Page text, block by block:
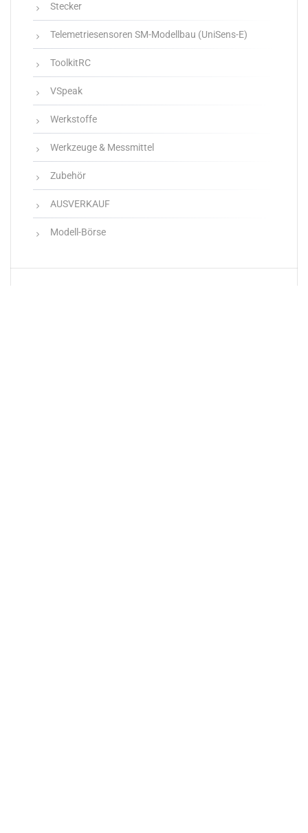
Stecker
Telemetriesensoren SM-Modellbau (UniSens-E)
ToolkitRC
VSpeak
Werkstoffe
Werkzeuge & Messmittel
Zubehör
AUSVERKAUF
Modell-Börse